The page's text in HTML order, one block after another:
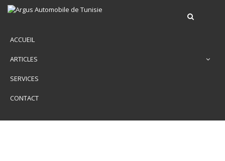
ACCUEIL
ARTICLES
SERVICES
CONTACT